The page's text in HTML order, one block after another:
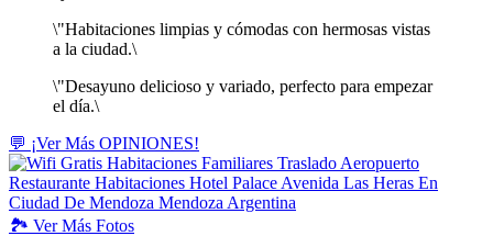
\"Habitaciones limpias y cómodas con hermosas vistas
a la ciudad.\
\"Desayuno delicioso y variado, perfecto para empezar
el día.\
💬 ¡Ver Más OPINIONES!
🏞️ VerMás Fotos